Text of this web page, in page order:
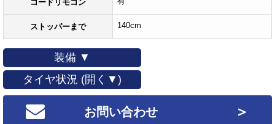
コードリモコン
ストッパーまで 140cm
装備 ▼
タイヤ状況 (開く▼)
お問い合わせ ＞